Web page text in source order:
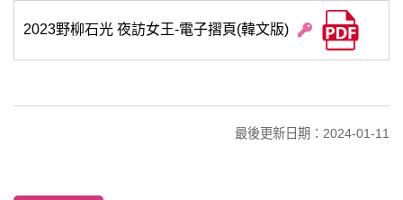
2023野柳石光 夜訪女王-電子摺頁(韓文版)
最後更新日期：2024-01-11